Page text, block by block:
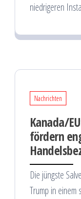
niedrigeren
Nachrichten
Kanada/
fördern
Die jüngste
Trump in einem